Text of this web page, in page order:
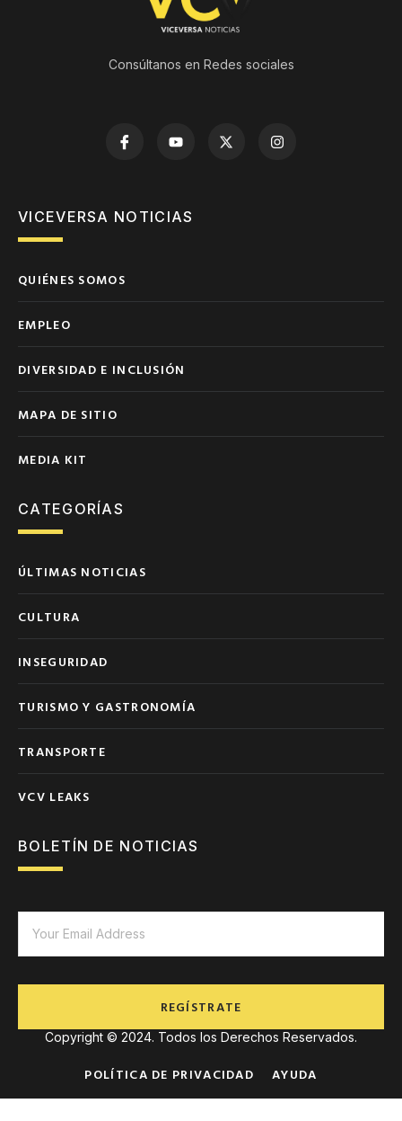
Consúltanos en Redes sociales
VICEVERSA NOTICIAS
QUIÉNES SOMOS
EMPLEO
DIVERSIDAD E INCLUSIÓN
MAPA DE SITIO
MEDIA KIT
CATEGORÍAS
ÚLTIMAS NOTICIAS
CULTURA
INSEGURIDAD
TURISMO Y GASTRONOMÍA
TRANSPORTE
VCV LEAKS
BOLETÍN DE NOTICIAS
REGÍSTRATE
Copyright © 2024. Todos los Derechos Reservados.
POLÍTICA DE PRIVACIDAD AYUDA